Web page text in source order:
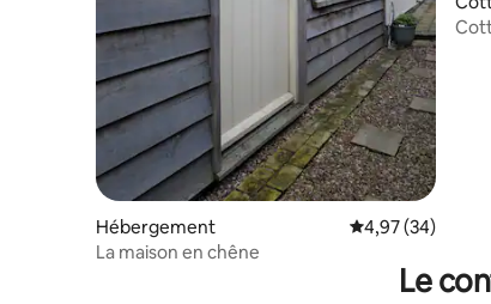
Hébergement Évaluation
4,97 (34)
La maison en chêne
Le